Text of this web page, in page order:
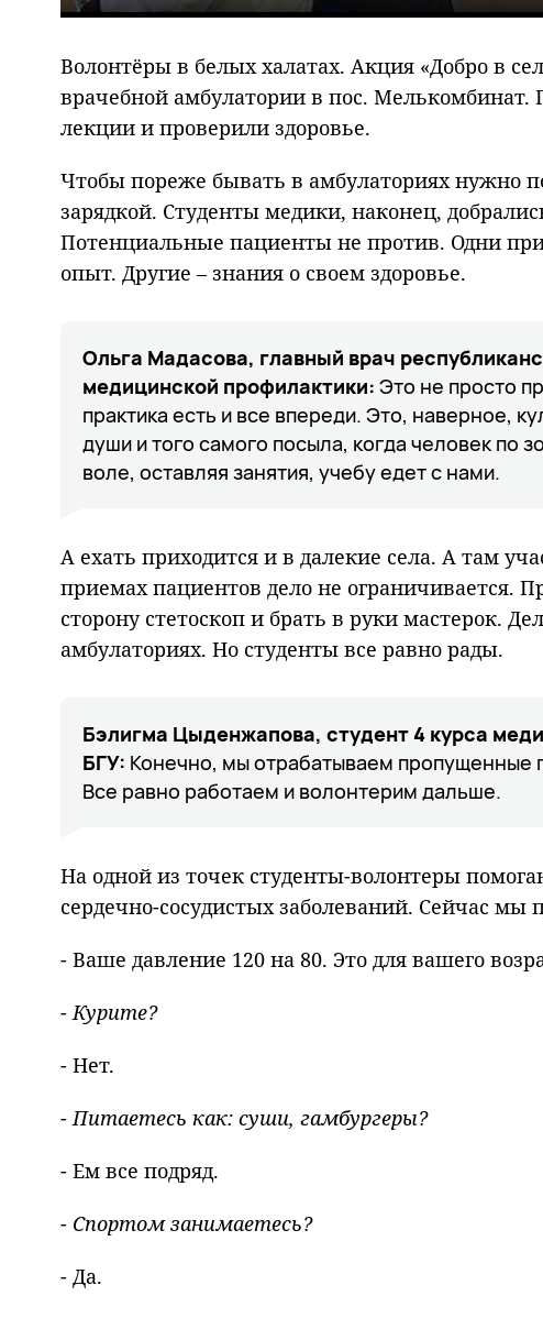
Play
Волонтёры в белых халатах. Акция «Добро в
врачебной амбулатории в пос.
лекции и проверили здоровье.
Чтобы пореже бывать в амбулаториях нужно
зарядкой. Студенты медики, наконец,
Потенциальные пациенты не против. Одни
опыт. Другие – знания о своем здоровье.
Ольга Мадасова, главный врач
медицинской профилактики: Это не просто
практика есть и все впереди. Это, наверное,
души и того самого посыла, когда человек по
воле, оставляя занятия, учебу едет с нами.
А ехать приходится и в далекие села. А там
приемах пациентов дело не ограничивается.
сторону стетоскоп и брать в руки мастерок.
амбулаториях. Но студенты все равно рады.
Бэлигма Цыденжапова, студент 4 курса
БГУ: Конечно, мы отрабатываем пропущенные
Все равно работаем и волонтерим дальше.
На одной из точек студенты-волонтеры
сердечно-сосудистых заболеваний. Сейчас мы
- Ваше давление 120 на 80. Это для вашего
- Курите?
- Нет.
- Питаетесь как: суши, гамбургеры?
- Ем все подряд.
- Спортом занимаетесь?
- Да.